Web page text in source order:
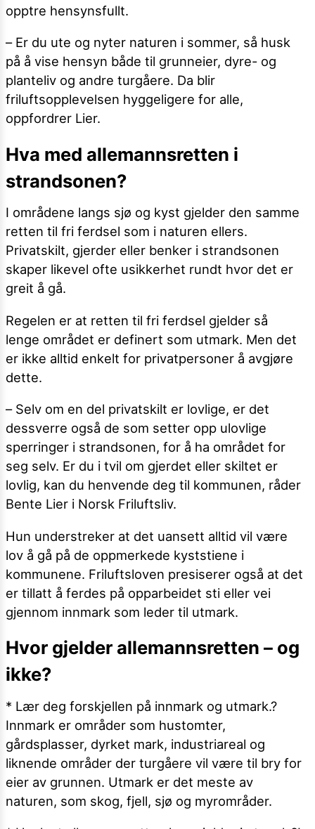
opptre hensynsfullt.
– Er du ute og nyter naturen i sommer, så husk
på å vise hensyn både til grunneier, dyre- og
planteliv og andre turgåere. Da blir
friluftsopplevelsen hyggeligere for alle,
oppfordrer Lier.
Hva med allemannsretten i
strandsonen?
I områdene langs sjø og kyst gjelder den samme
retten til fri ferdsel som i naturen ellers.
Privatskilt, gjerder eller benker i strandsonen
skaper likevel ofte usikkerhet rundt hvor det er
greit å gå.
Regelen er at retten til fri ferdsel gjelder så
lenge området er definert som utmark. Men det
er ikke alltid enkelt for privatpersoner å avgjøre
dette.
– Selv om en del privatskilt er lovlige, er det
dessverre også de som setter opp ulovlige
sperringer i strandsonen, for å ha området for
seg selv. Er du i tvil om gjerdet eller skiltet er
lovlig, kan du henvende deg til kommunen, råder
Bente Lier i Norsk Friluftsliv.
Hun understreker at det uansett alltid vil være
lov å gå på de oppmerkede kyststiene i
kommunene. Friluftsloven presiserer også at det
er tillatt å ferdes på opparbeidet sti eller vei
gjennom innmark som leder til utmark.
Hvor gjelder allemannsretten – og
ikke?
* Lær deg forskjellen på innmark og utmark.?
Innmark er områder som hustomter,
gårdsplasser, dyrket mark, industriareal og
liknende områder der turgåere vil være til bry for
eier av grunnen. Utmark er det meste av
naturen, som skog, fjell, sjø og myrområder.